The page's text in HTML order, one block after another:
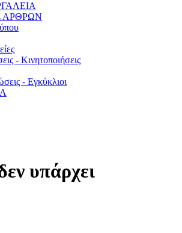
ΑΡΘΡΩΝ
- Κινητοποιήσεις
- Εγκύκλιοι
υπάρχει